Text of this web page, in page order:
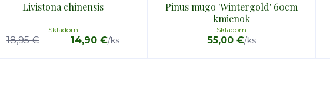
Livistona chinensis
18,95 € 14,90 €/ks
Skladom
Pinus mugo 'Wintergold' 60cm
kmienok
55,00 €/ks
Skladom